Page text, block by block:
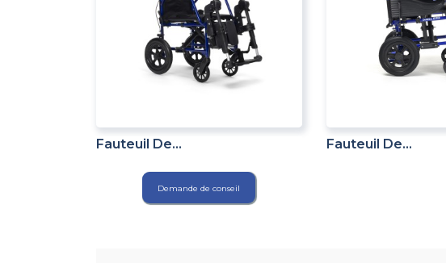
ADD TO CART
Fauteuil De...
Demande de conseil
ADD TO CART
Fauteuil De...